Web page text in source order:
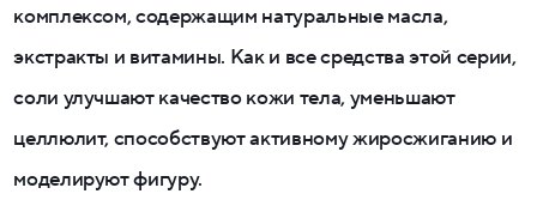
комплексом, содержащим натуральные масла,
экстракты и витамины. Как и все средства этой серии,
соли улучшают качество кожи тела, уменьшают
целлюлит, способствуют активному жиросжиганию и
моделируют фигуру.